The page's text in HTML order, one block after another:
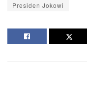
Presiden Jokowi